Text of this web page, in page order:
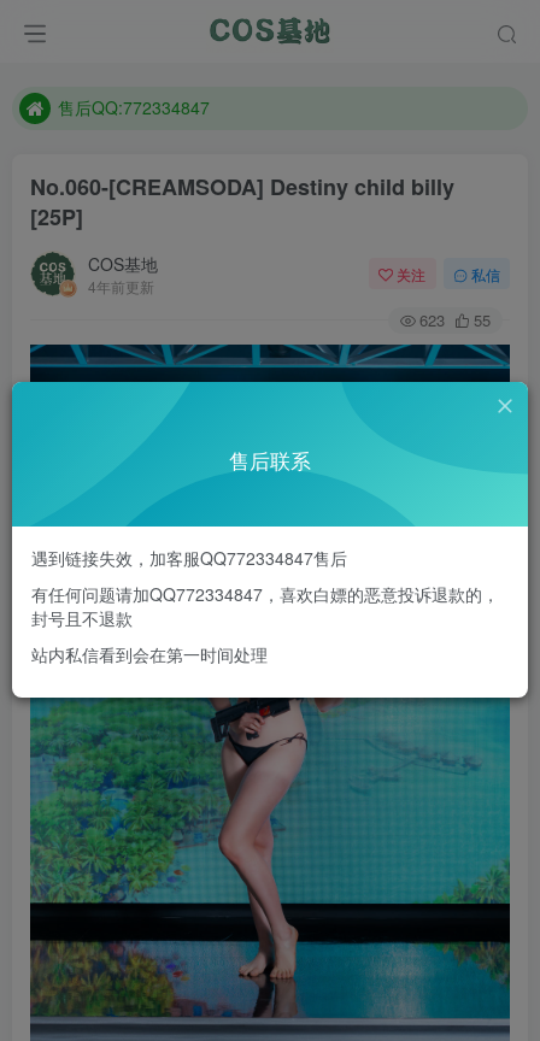
想看那个coser作品，请在搜索框搜索
售后QQ:772334847
No.060-[CREAMSODA] Destiny child billy
[25P]
COS基地
4年前更新
关注 私信
623 55
售后联系
遇到链接失效，加客服QQ772334847售后
有任何问题请加QQ772334847，喜欢白嫖的恶意投诉退款的，
封号且不退款
站内私信看到会在第一时间处理